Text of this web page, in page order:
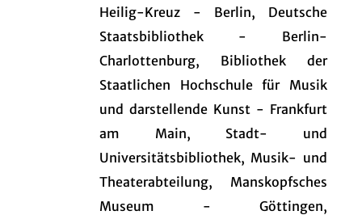
Heilig-Kreuz - Berlin, Deutsche
Staatsbibliothek - Berlin-
Charlottenburg, Bibliothek der
Staatlichen Hochschule für Musik
und darstellende Kunst - Frankfurt
am Main, Stadt- und
Universitätsbibliothek, Musik- und
Theaterabteilung, Manskopfsches
Museum - Göttingen,